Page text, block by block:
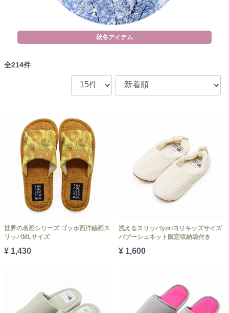
秋冬アイテム
全214件
世界の名画シリーズ ゴッホ西洋絵画ス
リッパMLサイズ
¥ 1,430
洗えるスリッパyoriヨリキッズサイズ
バブーシュネット限定収納袋付き
¥ 1,600